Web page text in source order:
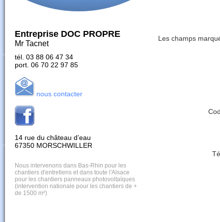
Entreprise DOC PROPRE
Mr Tacnet
tél. 03 88 06 47 34
port. 06 70 22 97 85
nous contacter
14 rue du château d’eau
67350 MORSCHWILLER
Nous intervenons dans Bas-Rhin pour les
chantiers d'entretiens et dans toute l'Alsace
pour les chantiers panneaux photovoltaïques
(intervention nationale pour les chantiers de +
de 1500 m²)
Les champs